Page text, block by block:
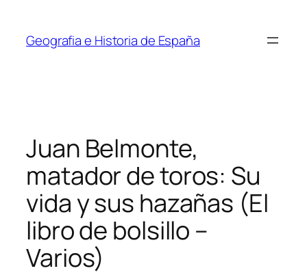
contenido
Geografia e Historia de España
Juan Belmonte,
matador de toros: Su
vida y sus hazañas (El
libro de bolsillo –
Varios)